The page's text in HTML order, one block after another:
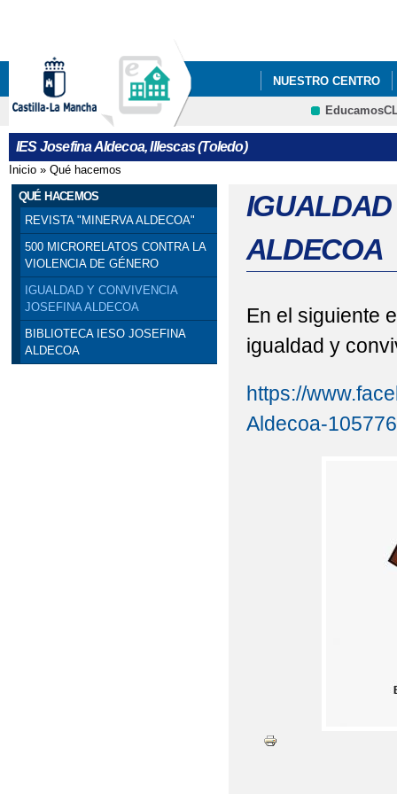
NUESTRO CENTRO
IES Josefina Aldecoa, Illescas (Toledo)
Se encuentra usted aquí
Inicio » Qué hacemos
QUÉ HACEMOS
REVISTA "MINERVA ALDECOA"
500 MICRORELATOS CONTRA LA
VIOLENCIA DE GÉNERO
IGUALDAD Y CONVIVENCIA
JOSEFINA ALDECOA
BIBLIOTECA IESO JOSEFINA
ALDECOA
ALDECOA
En el siguiente
igualdad y
https://
Aldecoa-